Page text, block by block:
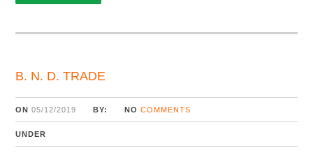
B. N. D. TRADE
ON 05/12/2019 BY: NO COMMENTS
UNDER